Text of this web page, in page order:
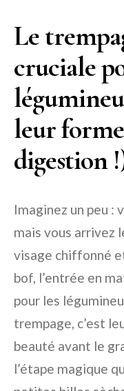
Le
cruciale
leur
digestion
Imaginez un peu :
mais vous arrivez
visage chiffonné
bof, l’entrée en
pour les
trempage, c’est
beauté avant le
l’étape magique